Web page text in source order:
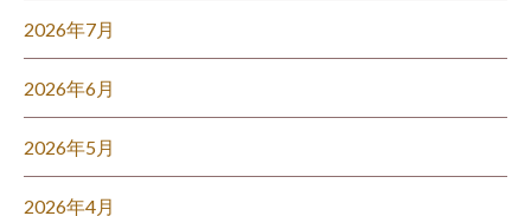
2026年7月
2026年6月
2026年5月
2026年4月